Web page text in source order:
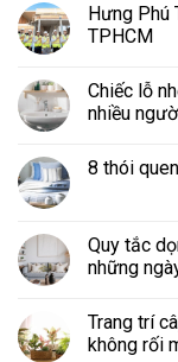
Hưng Phú
TPHCM
Chiếc lỗ
nhiều
8 thói
Quy tắc
những
Trang trí
không rối